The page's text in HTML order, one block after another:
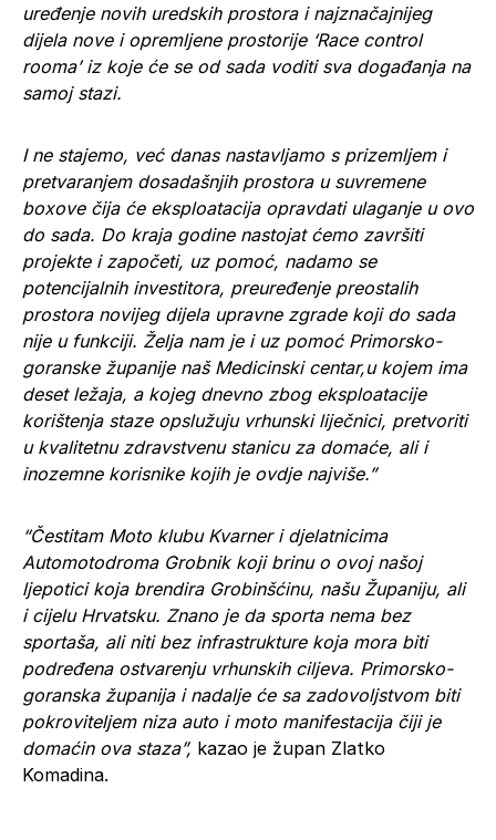
uređenje novih uredskih prostora i najznačajnijeg
dijela nove i opremljene prostorije ‘Race control
rooma’ iz koje će se od sada voditi sva događanja na
samoj stazi.
I ne stajemo, već danas nastavljamo s prizemljem i
pretvaranjem dosadašnjih prostora u suvremene
boxove čija će eksploatacija opravdati ulaganje u ovo
do sada. Do kraja godine nastojat ćemo završiti
projekte i započeti, uz pomoć, nadamo se
potencijalnih investitora, preuređenje preostalih
prostora novijeg dijela upravne zgrade koji do sada
nije u funkciji. Želja nam je i uz pomoć Primorsko-
goranske županije naš Medicinski centar,u kojem ima
deset ležaja, a kojeg dnevno zbog eksploatacije
korištenja staze opslužuju vrhunski liječnici, pretvoriti
u kvalitetnu zdravstvenu stanicu za domaće, ali i
inozemne korisnike kojih je ovdje najviše.”
“Čestitam Moto klubu Kvarner i djelatnicima
Automotodroma Grobnik koji brinu o ovoj našoj
ljepotici koja brendira Grobinšćinu, našu Županiju, ali
i cijelu Hrvatsku. Znano je da sporta nema bez
sportaša, ali niti bez infrastrukture koja mora biti
podređena ostvarenju vrhunskih ciljeva. Primorsko-
goranska županija i nadalje će sa zadovoljstvom biti
pokroviteljem niza auto i moto manifestacija čiji je
domaćin ova staza”, kazao je župan Zlatko
Komadina.